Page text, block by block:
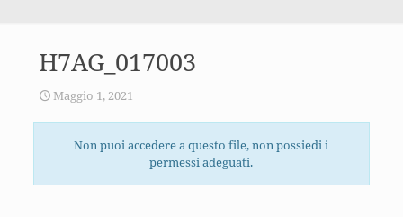
H7AG_017003
Maggio 1, 2021
Non puoi accedere a questo file, non possiedi i
permessi adeguati.